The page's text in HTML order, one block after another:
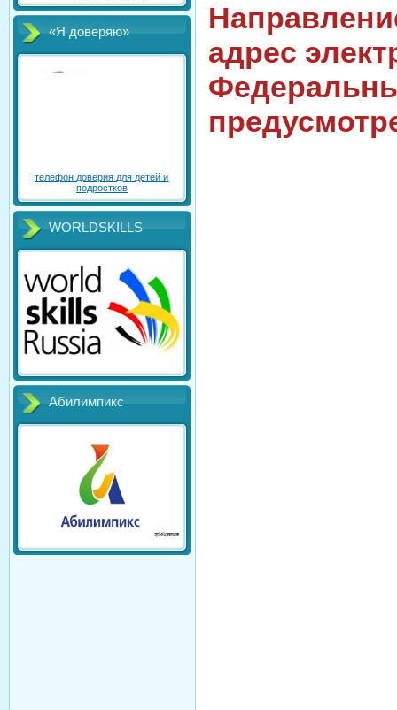
«Я доверяю»
телефон доверия для детей и
подростков
WORLDSKILLS
Абилимпикс
адрес